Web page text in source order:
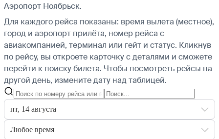
Аэропорт Ноябрьск.
Для каждого рейса показаны: время вылета (местное),
город и аэропорт прилёта, номер рейса с
авиакомпанией, терминал или гейт и статус. Кликнув
по рейсу, вы откроете карточку с деталями и сможете
перейти к поиску билета. Чтобы посмотреть рейсы на
другой день, измените дату над таблицей.
пт, 14 августа
Любое время